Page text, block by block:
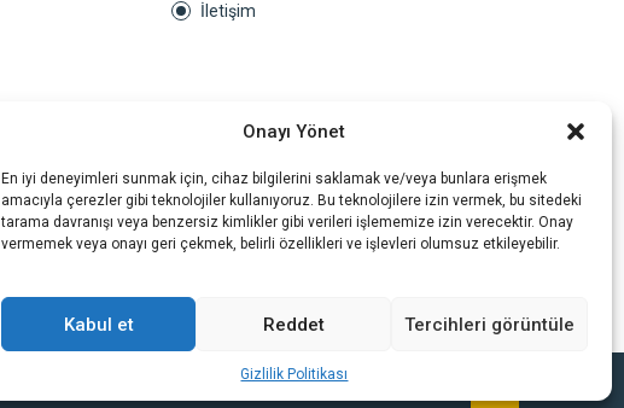
Onayı Yönet
En iyi deneyimleri sunmak için, cihaz bilgilerini saklamak ve/veya bunlara erişmek
amacıyla çerezler gibi teknolojiler kullanıyoruz. Bu teknolojilere izin vermek, bu sitedeki
tarama davranışı veya benzersiz kimlikler gibi verileri işlememize izin verecektir. Onay
vermemek veya onayı geri çekmek, belirli özellikleri ve işlevleri olumsuz etkileyebilir.
Kabul et Reddet Tercihleri görüntüle
Gizlilik Politikası
İletişim